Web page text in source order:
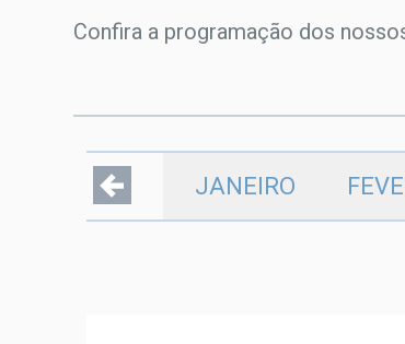
Confira a programação dos
JANEIRO